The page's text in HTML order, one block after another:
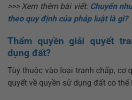
>>> Xem thêm bài viết: Chuyển
theo quy định của pháp luật là gì?
Thẩm quyền giải quyết
dụng đất?
Tùy thuộc vào loại tranh chấp, cơ
quyết về quyền sử dụng đất có thể